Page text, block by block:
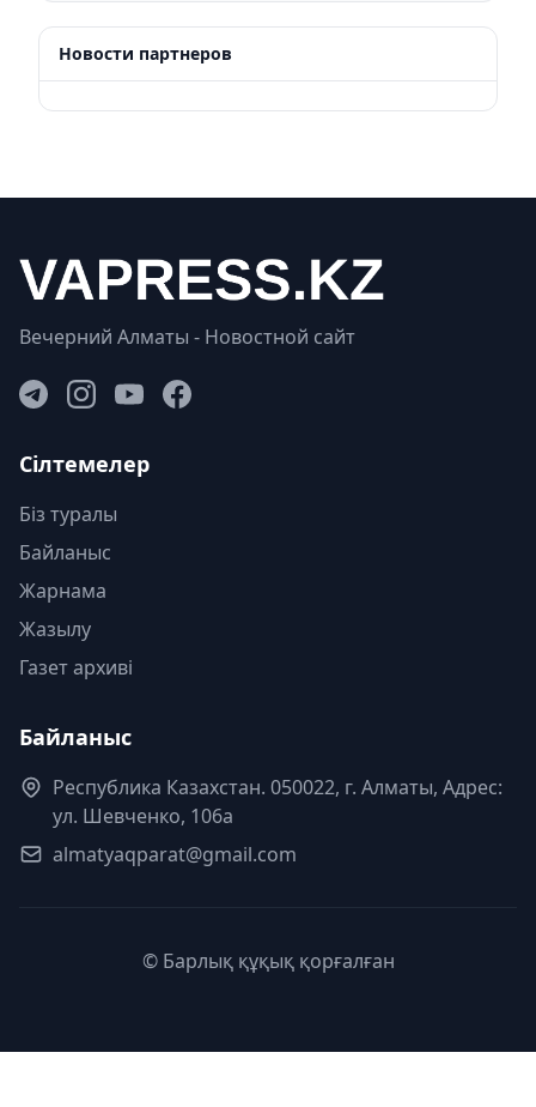
Новости партнеров
Вечерний Алматы - Новостной сайт
Сілтемелер
Біз туралы
Байланыс
Жарнама
Жазылу
Газет архиві
Байланыс
Республика Казахстан. 050022, г. Алматы, Адрес:
ул. Шевченко, 106а
almatyaqparat@gmail.com
© Барлық құқық қорғалған